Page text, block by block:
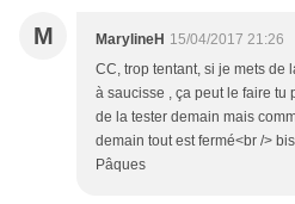
M MarylineH 15/04/2017 21:26
CC, trop tentant, si je mets de
à saucisse , ça peut le faire tu
de la tester demain mais
demain tout est fermé<br />
Pâques